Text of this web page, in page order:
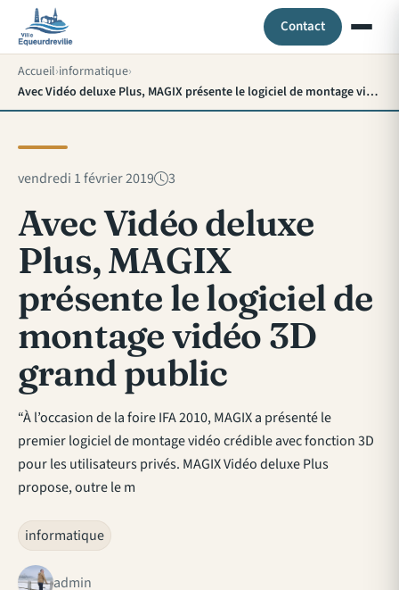
Contact
Accueil informatique
Avec Vidéo deluxe Plus, MAGIX présente le logiciel de montage vidéo 3D grand public
vendredi 1 février 2019 3
Avec Vidéo deluxe
Plus, MAGIX
présente le logiciel de
montage vidéo 3D
grand public
“À l’occasion de la foire IFA 2010, MAGIX a présenté le
premier logiciel de montage vidéo crédible avec fonction 3D
pour les utilisateurs privés. MAGIX Vidéo deluxe Plus
propose, outre le m
informatique
admin